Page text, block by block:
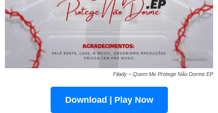
Filady – Quem Me Protege Não Dorme EP
Download | Play Now